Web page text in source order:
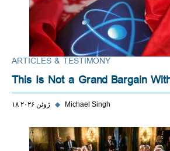
ARTICLES & TESTIMONY
This Is Not a Grand Bargain
۱۸ ژوئن ۲۰۲۶ ◆ Michael Singh